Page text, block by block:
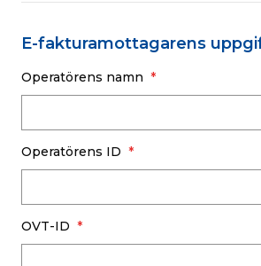
E-fakturamottagarens
Operatörens namn
Operatörens ID
OVT-ID